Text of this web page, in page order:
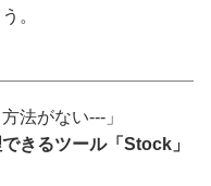
。
法がない---」
きるツール「Stock」